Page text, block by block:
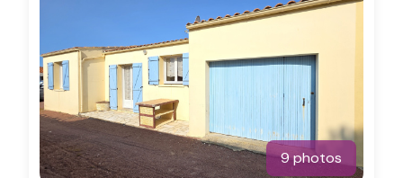
d'Oléron
Saint-
Trojan-
les-
Bains
d'Oléron
Saint-
Trojan-
les-
Bains
d'Oléron
Saint-
Trojan-
les-
Bains
d'Oléron
Saint-
Trojan-
les-
Bains
9 photos